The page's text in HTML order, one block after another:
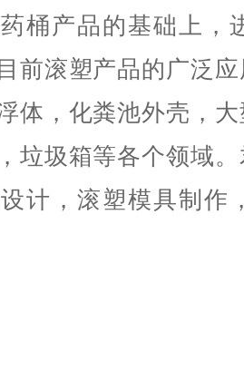
桶产品的基础上，
前滚塑产品的广泛
体，化粪池外壳，
垃圾箱等各个领域
计，滚塑模具制作